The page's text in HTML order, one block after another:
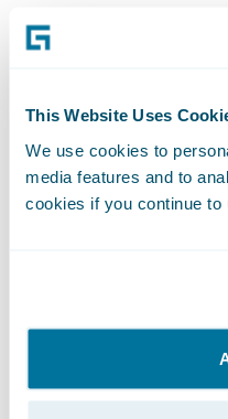
This Website Uses
We use cookies to
media features and to
cookies if you continue to
Als europäisches
Deutschland und
seit über 160
Mitarbeitenden. Im
Geschäftsvolumen
(BALN) ist an der
kotiert.